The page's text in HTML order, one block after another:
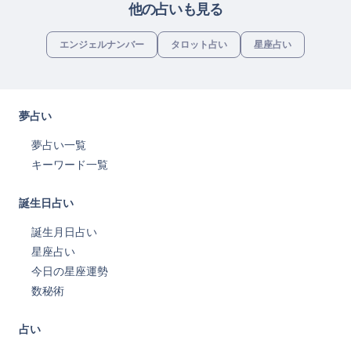
他の占いも見る
エンジェルナンバー タロット占い 星座占い
夢占い
夢占い一覧
キーワード一覧
誕生日占い
誕生月日占い
星座占い
今日の星座運勢
数秘術
占い